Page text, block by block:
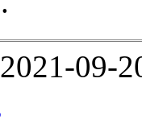
09-